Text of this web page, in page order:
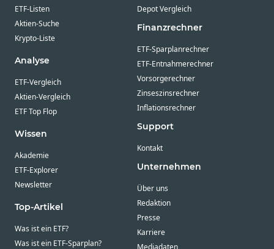
ETF-Listen
Aktien-Suche
Krypto-Liste
Analyse
ETF-Vergleich
Aktien-Vergleich
ETF Top Flop
Wissen
Akademie
ETF-Explorer
Newsletter
Top-Artikel
Was ist ein ETF?
Was ist ein ETF-Sparplan?
Depot Vergleich
Finanzrechner
ETF-Sparplanrechner
ETF-Entnahmerechner
Vorsorgerechner
Zinseszinsrechner
Inflationsrechner
Support
Kontakt
Unternehmen
Über uns
Redaktion
Presse
Karriere